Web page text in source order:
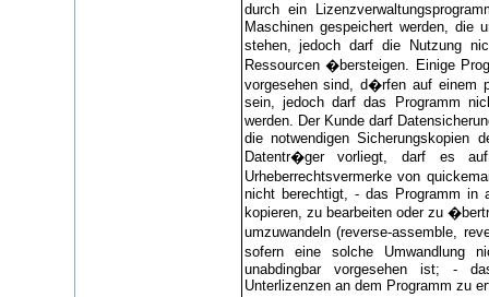
durch ein
Maschinen gespeichert werden, die
stehen, jedoch darf die Nutzung
Ressourcen �bersteigen. Einige
vorgesehen sind, d�rfen auf einem
sein, jedoch darf das Programm
werden. Der Kunde darf
die notwendigen Sicherungskopien
Datentr�ger vorliegt, darf es
Urheberrechtsvermerke von
nicht berechtigt, - das Programm in
kopieren, zu bearbeiten oder zu
umzuwandeln (reverse-assemble,
sofern eine solche Umwandlung
unabdingbar vorgesehen ist; -
Unterlizenzen an dem Programm zu